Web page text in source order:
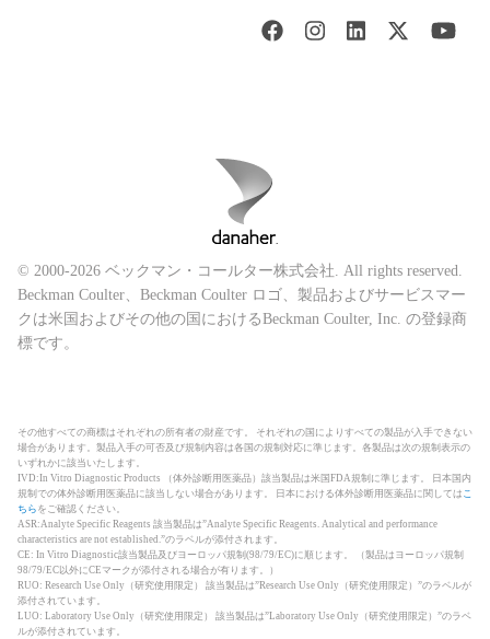
© 2000-2026 ベックマン・コールター株式会社. All rights reserved.
Beckman Coulter、Beckman Coulter ロゴ、製品およびサービスマー
クは米国およびその他の国におけるBeckman Coulter, Inc. の登録商
標です。
その他すべての商標はそれぞれの所有者の財産です。 それぞれの国によりすべての製品が入手できない
場合があります。製品入手の可否及び規制内容は各国の規制対応に準じます。各製品は次の規制表示の
いずれかに該当いたします。
IVD:In Vitro Diagnostic Products （体外診断用医薬品）該当製品は米国FDA規制に準じます。 日本国内
規制での体外診断用医薬品に該当しない場合があります。 日本における体外診断用医薬品に関しては こ
ちら をご確認ください。
ASR:Analyte Specific Reagents 該当製品は”Analyte Specific Reagents. Analytical and performance
characteristics are not established.”のラベルが添付されます。
CE: In Vitro Diagnostic該当製品及びヨーロッパ規制(98/79/EC)に順じます。 （製品はヨーロッパ規制
98/79/EC以外にCEマークが添付される場合が有ります。）
RUO: Research Use Only（研究使用限定） 該当製品は”Research Use Only（研究使用限定）”のラベルが
添付されています。
LUO: Laboratory Use Only（研究使用限定） 該当製品は”Laboratory Use Only（研究使用限定）”のラベ
ルが添付されています。